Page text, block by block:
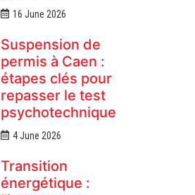
16 June 2026
Suspension de
permis à Caen :
étapes clés pour
repasser le test
psychotechnique
4 June 2026
Transition
énergétique :